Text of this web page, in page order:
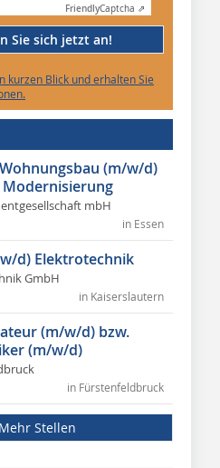
FriendlyCaptcha ⇗
Sie sich jetzt an!
kurzen Blick und erhalten Sie
(m/w/d)
Modernisierung
mbH
in Essen
d) Elektrotechnik
GmbH
in Kaiserslautern
(m/w/d) bzw.
(m/w/d)
in Fürstenfeldbruck
Mehr Stellen